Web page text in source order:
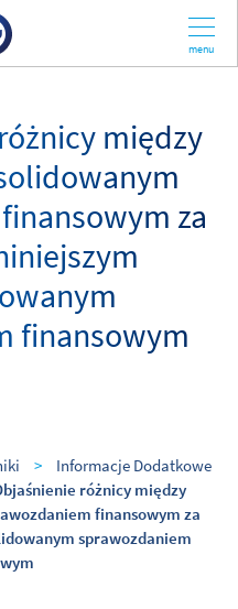
między
za
finansowym
>
Informacje Dodatkowe
różnicy między
finansowym za
sprawozdaniem